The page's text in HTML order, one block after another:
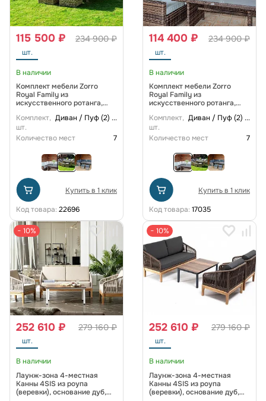
234 900 ₽
115 500 ₽
шт.
В наличии
Комплект мебели Zorro
Royal Family из
искусственного ротанга,
Комплект,
шт.
Диван / Пуф (2) ...
Количество мест 7
Купить в 1 клик
Код товара: 22696
234 900 ₽
114 400 ₽
шт.
В наличии
Комплект мебели Zorro
Royal Family из
искусственного ротанга,
Комплект,
шт.
Диван / Пуф (2) ...
Количество мест 7
Купить в 1 клик
Код товара: 17035
− 10%
279 160 ₽
252 610 ₽
шт.
В наличии
Лаунж-зона 4-местная
Канны 4SIS из роупа
(веревки), основание дуб,
− 10%
279 160 ₽
252 610 ₽
шт.
В наличии
Лаунж-зона 4-местная
Канны 4SIS из роупа
(веревки), основание дуб,